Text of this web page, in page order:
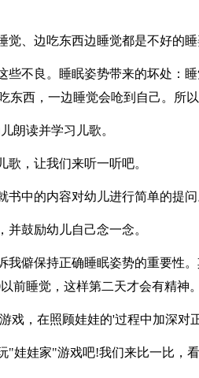
觉、边吃东西边睡觉都是不好的睡
些不良。睡眠姿势带来的坏处：
东西，一边睡觉会呛到自己。所
朗读并学习儿歌。
歌，让我们来听一听吧。
书中的内容对幼儿进行简单的提问
并鼓励幼儿自己念一念。
我僻保持正确睡眠姿势的重要性
前睡觉，这样第二天才会有精神。
戏，在照顾娃娃的'过程中加深对
"娃娃家"游戏吧!我们来比一比，